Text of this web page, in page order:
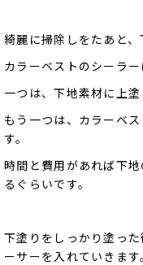
綺麗に掃除しをたあと、
カラーベストのシーラー
一つは、下地素材に上
もう一つは、カラーベ
す。
時間と費用があれば下
るぐらいです。
下塗りをしっかり塗っ
ーサーを入れていきます